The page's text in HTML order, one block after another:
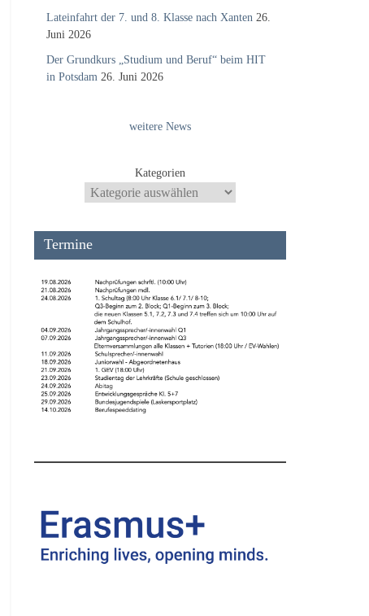
Lateinfahrt der 7. und 8. Klasse nach Xanten 26.
Juni 2026
Der Grundkurs „Studium und Beruf“ beim HIT
in Potsdam 26. Juni 2026
weitere News
Kategorien
Termine